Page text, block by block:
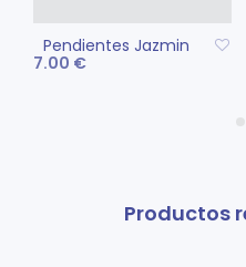
Pendientes Jazmin
7.00 €
Productos